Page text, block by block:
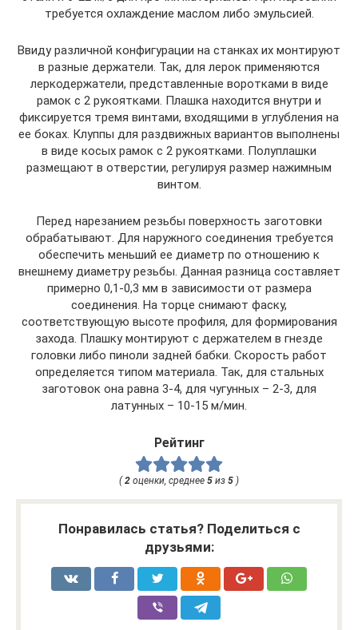
требуется охлаждение маслом либо эмульсией.
Ввиду различной конфигурации на станках их монтируют
в разные держатели. Так, для лерок применяются
леркодержатели, представленные воротками в виде
рамок с 2 рукоятками. Плашка находится внутри и
фиксируется тремя винтами, входящими в углубления на
ее боках. Клуппы для раздвижных вариантов выполнены
в виде косых рамок с 2 рукоятками. Полуплашки
размещают в отверстии, регулируя размер нажимным
винтом.
Перед нарезанием резьбы поверхность заготовки
обрабатывают. Для наружного соединения требуется
обеспечить меньший ее диаметр по отношению к
внешнему диаметру резьбы. Данная разница составляет
примерно 0,1-0,3 мм в зависимости от размера
соединения. На торце снимают фаску,
соответствующую высоте профиля, для формирования
захода. Плашку монтируют с держателем в гнезде
головки либо пиноли задней бабки. Скорость работ
определяется типом материала. Так, для стальных
заготовок она равна 3-4, для чугунных – 2-3, для
латунных – 10-15 м/мин.
Рейтинг
( 2 оценки, среднее 5 из 5 )
Понравилась статья? Поделиться с
друзьями: